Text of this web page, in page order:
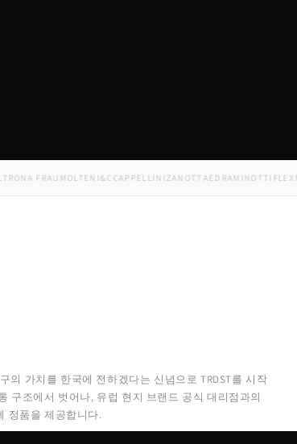
FRAU MOLTENI&C CAPPELLINI ZANOTTA EDRAMINOTTIFLEXFORM
의 가치를 한국에 전하겠다는 신념으로 TRDST를 시작
구조에서 벗어나, 유럽 현지 브랜드 공식 대리점과의
정품을 제공합니다.